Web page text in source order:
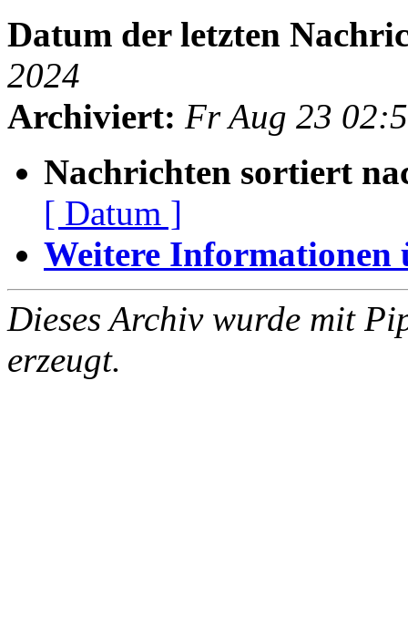
Datum der letzten
2024
Archiviert: Fr Aug 23
Nachrichten sortiert
[ Datum ]
Weitere Informationen
Dieses Archiv wurde mit
erzeugt.